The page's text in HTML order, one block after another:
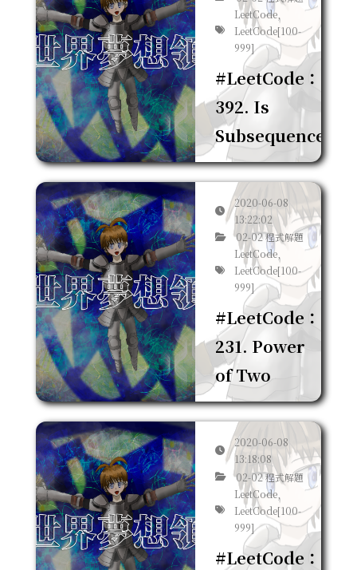
LeetCode,
LeetCode[100-
999]
#LeetCode：
392. Is
Subsequence
2020-06-08
13:22:02
02-02 程式解題
LeetCode,
LeetCode[100-
999]
#LeetCode：
231. Power
of Two
2020-06-08
13:18:08
02-02 程式解題
LeetCode,
LeetCode[100-
999]
#LeetCode：